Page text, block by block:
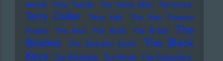
Herold
Teho Teardo Ten Years After Terranova
Terry Callier Terry Hall
The Alan Parsons
Project
The Arcs The Avicii The B-52s
The
Beatles
The Beautiful South
The Black
Keys The Bluebells The Byrds The Carpenters